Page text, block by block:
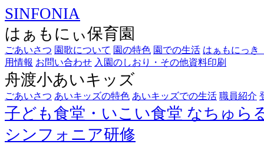
SINFONIA
はぁもにぃ保育園
ごあいさつ 園歌について 園の特色 園での生活 はぁもにっき
用情報 お問い合わせ 入園のしおり・その他資料印刷
舟渡小あいキッズ
ごあいさつ あいキッズの特色 あいキッズでの生活 職員紹介
子ども食堂・いこい食堂 なちゅら
シンフォニア研修